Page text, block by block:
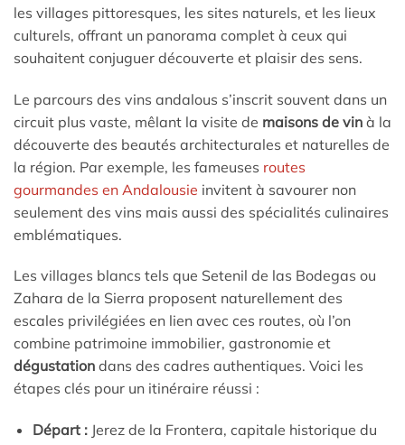
les villages pittoresques, les sites naturels, et les lieux
culturels, offrant un panorama complet à ceux qui
souhaitent conjuguer découverte et plaisir des sens.
Le parcours des vins andalous s’inscrit souvent dans un
circuit plus vaste, mêlant la visite de maisons de vin à la
découverte des beautés architecturales et naturelles de
la région. Par exemple, les fameuses routes
gourmandes en Andalousie invitent à savourer non
seulement des vins mais aussi des spécialités culinaires
emblématiques.
Les villages blancs tels que Setenil de las Bodegas ou
Zahara de la Sierra proposent naturellement des
escales privilégiées en lien avec ces routes, où l’on
combine patrimoine immobilier, gastronomie et
dégustation dans des cadres authentiques. Voici les
étapes clés pour un itinéraire réussi :
Départ :Jerez de la Frontera, capitale historique du